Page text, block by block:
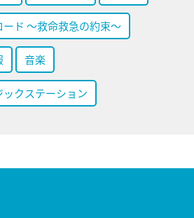
ード ～救命救急の約束～
音楽
ックステーション